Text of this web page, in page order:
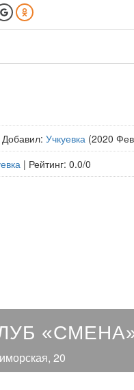
Добавил: Учкуевка (2020
| Рейтинг: 0.0/0
20